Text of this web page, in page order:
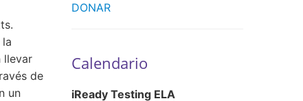
llevar
de
un
DONAR
Calendario
iReady Testing ELA